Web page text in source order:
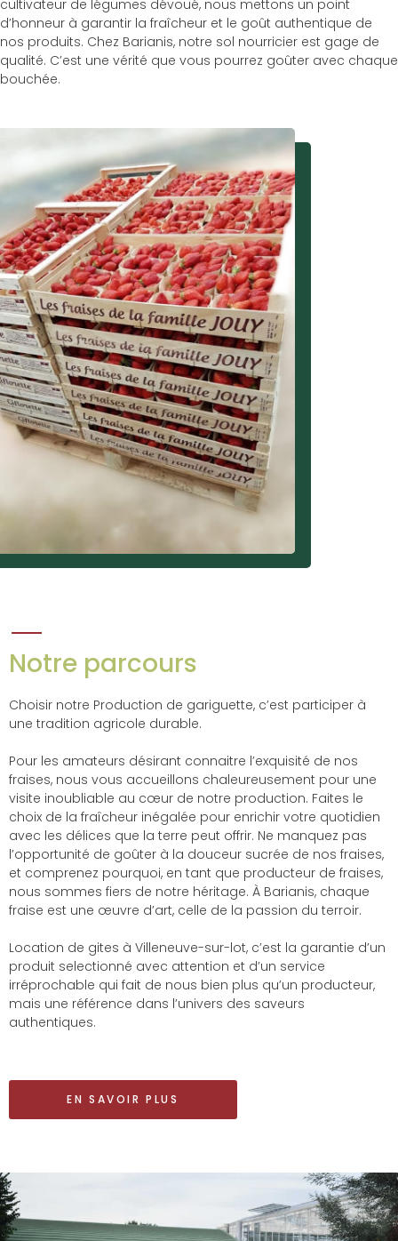
cultivateur de légumes dévoué, nous mettons un point
d’honneur à garantir la fraîcheur et le goût authentique de
nos produits. Chez Barianis, notre sol nourricier est gage de
qualité. C’est une vérité que vous pourrez goûter avec chaque
bouchée.
Notre parcours
Choisir notre Production de gariguette, c’est participer à
une tradition agricole durable.
Pour les amateurs désirant connaitre l’exquisité de nos
fraises, nous vous accueillons chaleureusement pour une
visite inoubliable au cœur de notre production. Faites le
choix de la fraîcheur inégalée pour enrichir votre quotidien
avec les délices que la terre peut offrir. Ne manquez pas
l’opportunité de goûter à la douceur sucrée de nos fraises,
et comprenez pourquoi, en tant que producteur de fraises,
nous sommes fiers de notre héritage. À Barianis, chaque
fraise est une œuvre d’art, celle de la passion du terroir.
Location de gites à Villeneuve-sur-lot, c’est la garantie d’un
produit selectionné avec attention et d’un service
irréprochable qui fait de nous bien plus qu’un producteur,
mais une référence dans l’univers des saveurs
authentiques.
EN SAVOIR PLUS